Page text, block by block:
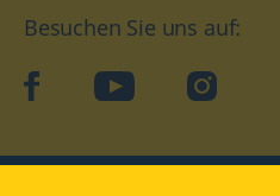
Besuchen Sie uns auf:
facebookYouTube Instagram